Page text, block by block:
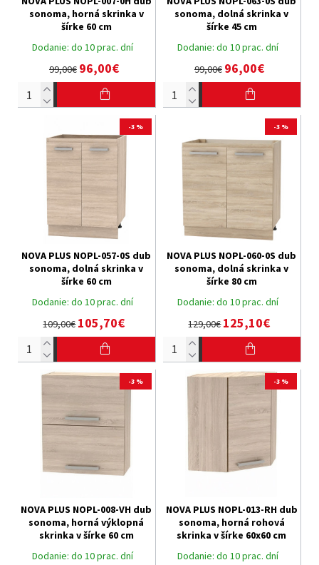
Dodanie: do 10 prac. dní
sonoma, horná skrinka v
šírke 60 cm
99,00€ 96,00€
Dodanie: do 10 prac. dní
sonoma, dolná skrinka v
šírke 45 cm
99,00€ 96,00€
-3 %
Dodanie: do 10 prac. dní
NOVA PLUS NOPL-057-0S dub
sonoma, dolná skrinka v
šírke 60 cm
109,00€105,70€
-3 %
Dodanie: do 10 prac. dní
NOVA PLUS NOPL-060-0S dub
sonoma, dolná skrinka v
šírke 80 cm
129,00€125,10€
-3 %
Dodanie: do 10 prac. dní
NOVA PLUS NOPL-008-VH dub
sonoma, horná výklopná
skrinka v šírke 60 cm
-3 %
Dodanie: do 10 prac. dní
NOVA PLUS NOPL-013-RH dub
sonoma, horná rohová
skrinka v šírke 60x60 cm